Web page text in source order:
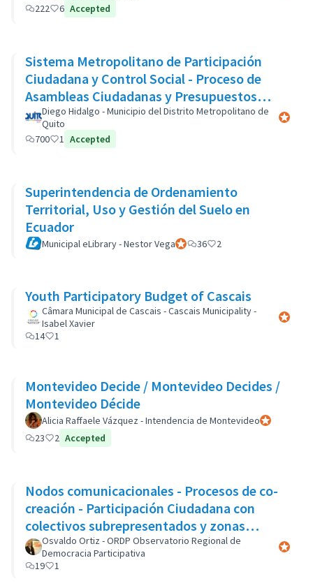
222
6 Accepted
Sistema Metropolitano de Participación
Ciudadana y Control Social - Proceso de
Asambleas Ciudadanas y Presupuestos
Participativos
Diego Hidalgo - Municipio del Distrito Metropolitano de
Quito
700
1 Accepted
Superintendencia de Ordenamiento
Territorial, Uso y Gestión del Suelo en
Ecuador
Municipal eLibrary - Nestor VegaParticipant officiel
36 2
Youth Participatory Budget of Cascais
Câmara Municipal de Cascais - Cascais Municipality -
Isabel Xavier
14
1
Montevideo Decide / Montevideo Decides /
Montevideo Décide
Alicia Raffaele Vázquez - Intendencia de MontevideoParticipant
23
2 Accepted
Nodos comunicacionales - Procesos de co-
creación - Participación Ciudadana con
colectivos subrepresentados y zonas
marginales
Osvaldo Ortiz - ORDP Observatorio Regional de
Democracia Participativa
19
1